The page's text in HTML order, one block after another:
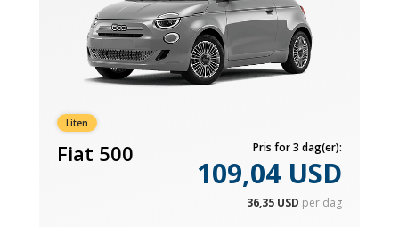
Liten
Fiat 500 Pris for 3 dag(er):
109,04 USD
36,35 USD per dag